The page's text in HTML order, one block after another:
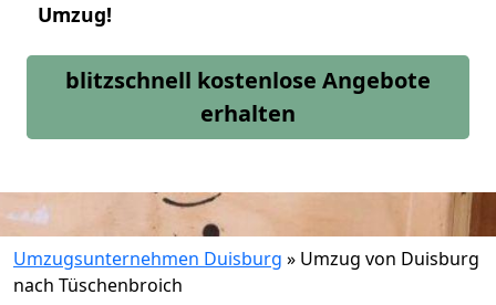
Umzug!
blitzschnell kostenlose Angebote
erhalten
Umzugsunternehmen Duisburg » Umzug von Duisburg
nach Tüschenbroich